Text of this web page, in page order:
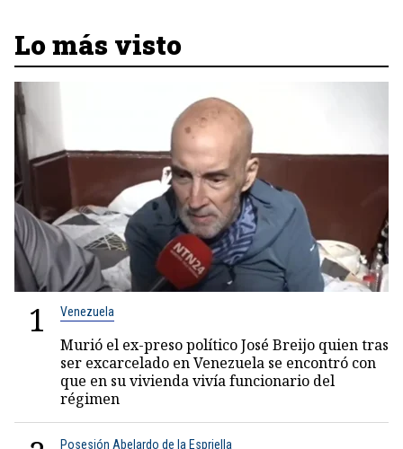
Lo más visto
1 Venezuela
Murió el ex-preso político José Breijo quien tras
ser excarcelado en Venezuela se encontró con
que en su vivienda vivía funcionario del
régimen
Posesión Abelardo de la Espriella